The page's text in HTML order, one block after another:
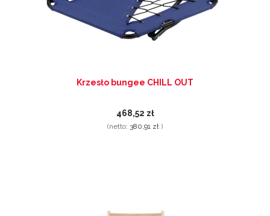
Krzesło bungee CHILL OUT
468,52 zł
(netto: 380,91 zł )